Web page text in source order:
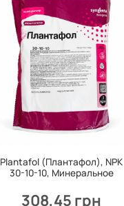
Plantafol (Плантафол), NPK
30-10-10, Минеральное
308,45 грн